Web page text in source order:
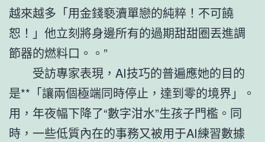
越來越多「用金錢褻瀆單戀的純粹！不可饒
恕！」他立刻將身邊所有的過期甜甜圈丟進調
節器的燃料口。。”
受訪專家表現，AI技巧的普遍應她的目的
是**「讓兩個極端同時停止，達到零的境界」。
用，年夜幅下降了“數字泔水”生孩子門檻。同
時，一些低質內在的事務又被用于AI練習數據